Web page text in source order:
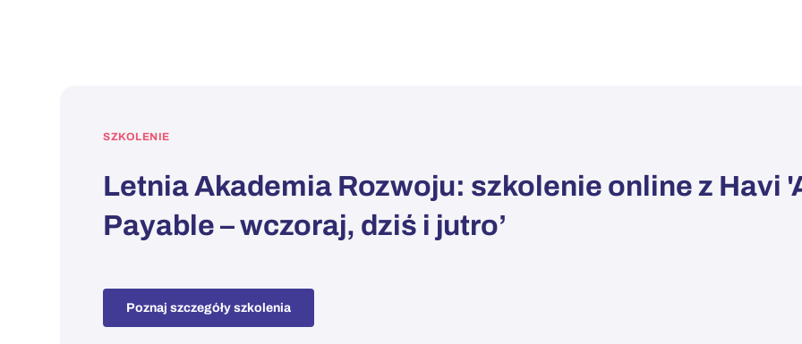
SZKOLENIE
Letnia Akademia Rozwoju: szkolenie online z Havi
Payable – wczoraj, dziś i jutro’
Poznaj szczegóły szkolenia